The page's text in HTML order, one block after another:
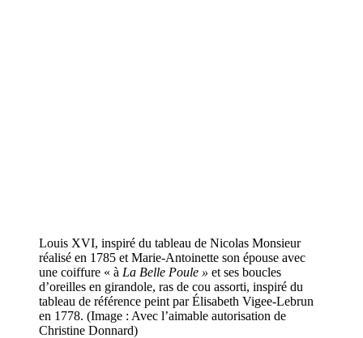
Louis XVI, inspiré du tableau de Nicolas Monsieur
réalisé en 1785 et Marie-Antoinette son épouse avec
une coiffure « à La Belle Poule » et ses boucles
d’oreilles en girandole, ras de cou assorti, inspiré du
tableau de référence peint par Élisabeth Vigee-Lebrun
en 1778. (Image : Avec l’aimable autorisation de
Christine Donnard)